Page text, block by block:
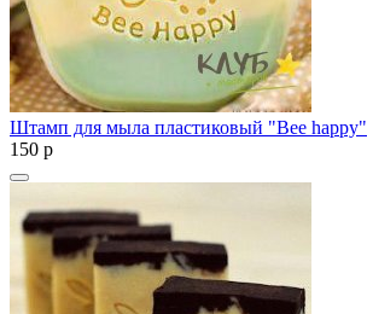
Штамп для мыла пластиковый "Bee happy"
150 p